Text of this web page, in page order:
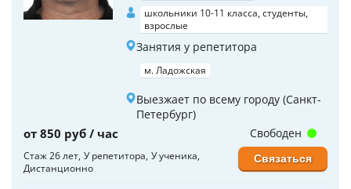
школьники 10-11 класса, студенты,
взрослые
Занятия у репетитора
м. Ладожская
Выезжает по всему городу (Санкт-
Петербург)
от 850 руб / час
Стаж 26 лет У репетитора У ученика
Дистанционно
Свободен
Связаться